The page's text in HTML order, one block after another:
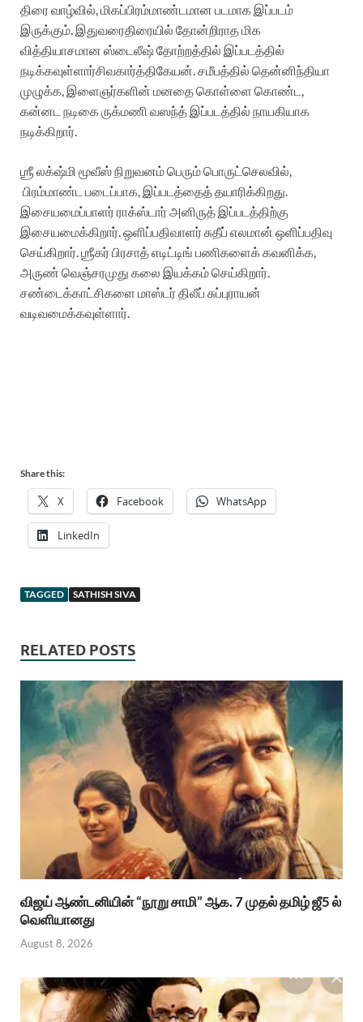
திரைவாழ்வில் மிகப்பிரம்மாண்டமான படமாக இப்படம்
இருக்கும் இதுவரைதிரையில் தோன்றிராதமிக
வித்தியாசமான ஸ்டைலீஷ் தோற்றத்தில் இப்படத்தில்
நடிக்கவுள்ளார்சிவகார்த்திகேயன் சமீபத்தில் தென்னிந்தியா
முழுக்க இளைஞர்களின் மனதைகொள்ளை கொண்ட
கன்னட நடிகைருக்மணி வஸந்த் இப்படத்தில் நாயகியாக
நடிக்கிறார்
ஶ்ரீலக்‌ஷ்மி மூவீஸ்நிறுவனம்பெரும்பொருட்செலவில்
பிரம்மாண்ட படைப்பாக இப்படத்தைத்தயாரிக்கிறது
இசையமைப்பாளர்ராக்ஸ்டார்அனிருத் இப்படத்திற்கு
இசையமைக்கிறார் ஒளிப்பதிவாளர்சுதீப் எலமான் ஒளிப்பதிவு
செய்கிறார் ஶ்ரீகர்பிரசாத்எடிட்டிங் பணிகளைக்கவனிக்க
அருண் வெஞ்சரமுது கலை இயக்கம்செய்கிறார்
சண்டைக்காட்சிகளை மாஸ்டர்திலீப் சுப்புராயன்
வடிவமைக்கவுள்ளார்
Share this:
X Facebook WhatsApp
LinkedIn
TAGGED SATHISH SIVA
RELATED POSTS
விஜய் ஆண்டனியின் “நூறு சாமி” ஆக. 7 முதல் தமிழ் ஜீ5 ல்
வெளியானது
August 8, 2026